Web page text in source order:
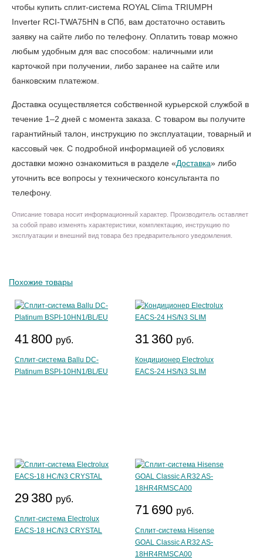
чтобы купить сплит-система ROYAL Clima TRIUMPH
Inverter RCI-TWA75HN в СПб , вам достаточно оставить
заявку на сайте либо по телефону. Оплатить товар можно
любым удобным для вас способом: наличными или
карточкой при получении, либо заранее на сайте или
банковским платежом.
Доставка осуществляется собственной курьерской службой в
течение 1–2 дней с момента заказа. С товаром вы получите
гарантийный талон, инструкцию по эксплуатации, товарный и
кассовый чек. С подробной информацией об условиях
доставки можно ознакомиться в разделе «Доставка» либо
уточнить все вопросы у технического консультанта по
телефону.
Описание товара носит информационный характер. Производитель оставляет
за собой право изменять характеристики, комплектацию, инструкцию по
эксплуатации и внешний вид товара без предварительного уведомления.
Похожие товары
41 800 руб.
Сплит-система Ballu DC-
Platinum BSPI-10HN1/BL/EU
31 360 руб.
Кондиционер Electrolux
EACS-24 HS/N3 SLIM
29 380 руб.
Сплит-система Electrolux
EACS-18 HC/N3 CRYSTAL
71 690 руб.
Сплит-система Hisense
GOAL Classic A R32 AS-
18HR4RMSCA00